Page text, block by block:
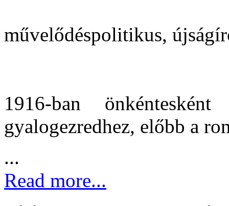
művelődéspolitikus,
1916-ban
gyalogezredhez, előbb a
...
Read more...